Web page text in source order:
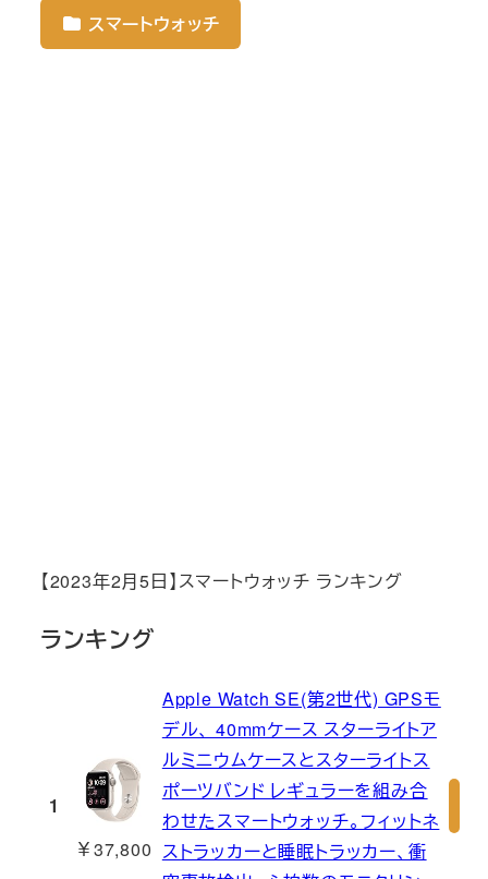
スマートウォッチ
【2023年2月5日】スマートウォッチ ランキング
ランキング
1
￥37,800
Apple Watch SE(第2世代) GPSモ
デル、 40mmケース スターライトア
ルミニウムケースとスターライトス
ポーツバンド レギュラーを組み合
わせたスマートウォッチ。フィットネ
ストラッカーと睡眠トラッカー、衝